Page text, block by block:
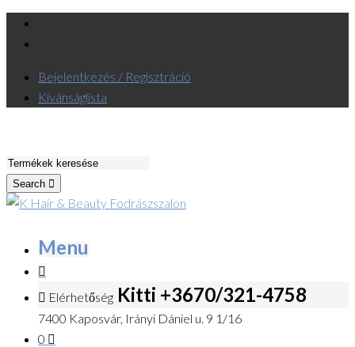
Bejelentkezés / Regisztráció
Kívánságlista
Search
Menu
Elérhetőség Kitti +3670/321-4758
7400 Kaposvár, Irányi Dániel u. 9 1/16
0